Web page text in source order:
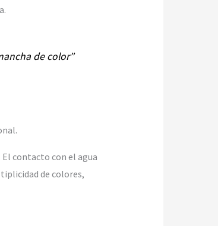
de color”
El contacto con el agua
de colores,